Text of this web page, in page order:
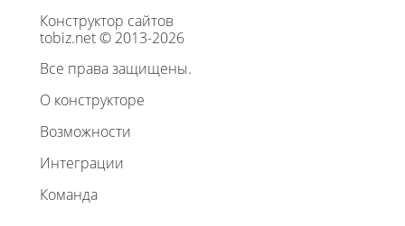
Конструктор сайтов
tobiz.net © 2013-2026
Все права защищены.
О конструкторе
Возможности
Интеграции
Команда